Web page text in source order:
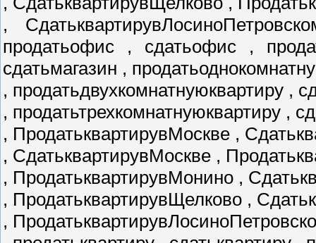
,
продатьофис , сдатьофис ,
сдатьмагазин ,
, продатьдвухкомнатнуюквартиру ,
, продатьтрехкомнатнуюквартиру ,
, ПродатьквартирувМоскве ,
, СдатьквартирувМоскве ,
, ПродатьквартирувМонино ,
, ПродатьквартирувЩелково ,
,